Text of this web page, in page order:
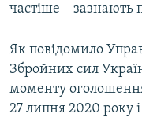
частіше – зазнають
Як повідомило
Збройних сил
моменту
27 липня 2020 року